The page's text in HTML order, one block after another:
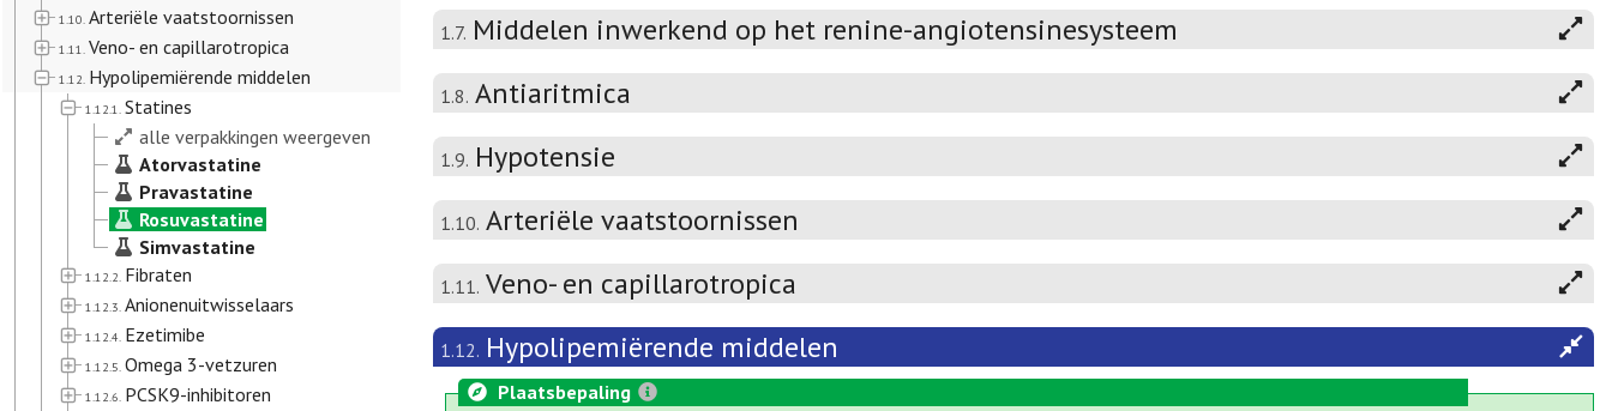
1.10. Arteriële vaatstoornissen
1.11. Veno- en capillarotropica
1.12. Hypolipemiërende middelen
1.12.1. Statines
alle verpakkingen weergeven
Atorvastatine
Pravastatine
Rosuvastatine
Simvastatine
1.12.2. Fibraten
1.12.3. Anionenuitwisselaars
1.12.4. Ezetimibe
1.12.5. Omega 3-vetzuren
1.12.6. PCSK9-inhibitoren
1.7. Middelen inwerkend op het renine-angiotensinesysteem
1.8. Antiaritmica
1.9. Hypotensie
1.10. Arteriële vaatstoornissen
1.11. Veno- en capillarotropica
1.12. Hypolipemiërende middelen
Plaatsbepaling